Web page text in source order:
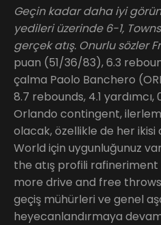
Geçin kadar daha iyi
yedileri üzerinde 6-1,
gerçek atış. Onurlu sözler
puan (51/36/83), 6.3
çalma Paolo Banchero
8.7 rebounds, 4.1
Orlando contingent,
olacak, özellikle de her
World için uygunluğunuz
the atış profili
more drive and free
geçiş mühürleri ve genel
heyecanlandırmaya